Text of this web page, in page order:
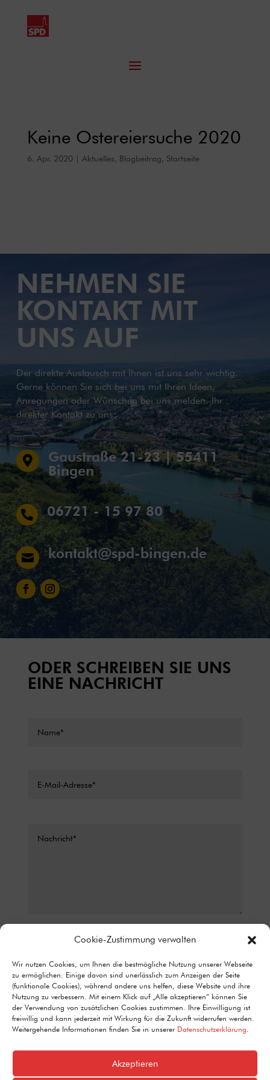
Cookie-Zustimmung verwalten
Wir nutzen Cookies, um Ihnen die bestmögliche Nutzung unserer Webseite
zu ermöglichen. Einige davon sind unerlässlich zum Anzeigen der Seite
(funktionale Cookies), während andere uns helfen, diese Website und ihre
Nutzung zu verbessern. Mit einem Klick auf „Alle akzeptieren“ können Sie
der Verwendung von zusätzlichen Cookies zustimmen. Ihre Einwilligung ist
freiwillig und kann jederzeit mit Wirkung für die Zukunft widerrufen werden.
Weitergehende Informationen finden Sie in unserer Datenschutzerklärung.
Akzeptieren
Keine Ostereiersuche 2020
6. Apr. 2020| Aktuelles, Blogbeitrag, Startseite
NEHMEN SIE
KONTAKT MIT
UNS AUF
Der direkte Austausch mit Ihnen ist uns sehr wichtig.
Gerne können Sie sich bei uns mit Ihren Ideen,
Anregungen oder Wünschen bei uns melden. Ihr
direkter Kontakt zu uns:

Gaustraße 21-23 | 55411
Bingen
 06721 - 15 97 80
 kontakt@spd-bingen.de
ODER SCHREIBEN SIE UNS
EINE NACHRICHT
KONTAKTFORMULAR ZUR BEANTWORTUNG MEINER ANFRAGE
ERHOBEN UND VERARBEITET WERDEN. DETAILLIERTE
INFORMATIONEN ZUM UMGANG MIT NUTZERDATEN FINDEN SIE IN
UNSERER DATENSCHUTZERKLÄRUNG.
1 + 9= Senden
Alternative: